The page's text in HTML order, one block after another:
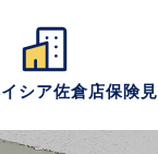
シア佐倉店保険